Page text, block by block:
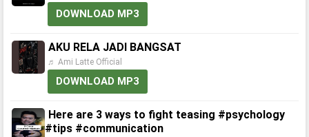
DOWNLOAD MP3
AKU RELA JADI BANGSAT
♬ Ami Latte Official
DOWNLOAD MP3
Here are 3 ways to fight teasing #psychology
#tips #communication